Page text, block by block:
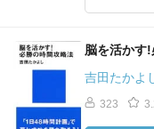
脳を活かす
吉田たかよ
323